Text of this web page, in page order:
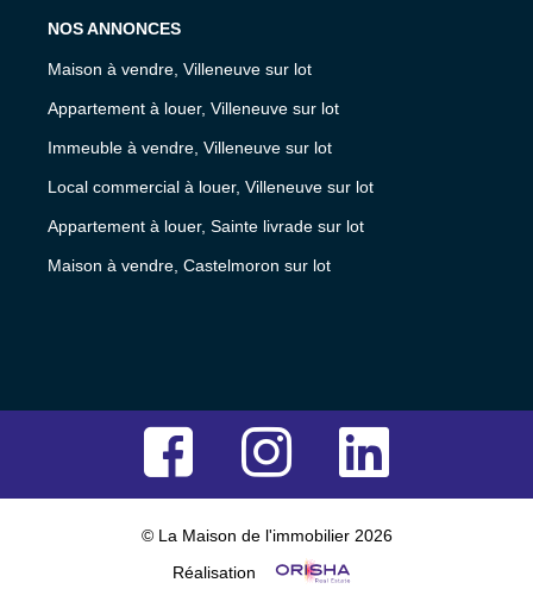
NOS ANNONCES
Maison à vendre, Villeneuve sur lot
Appartement à louer, Villeneuve sur lot
Immeuble à vendre, Villeneuve sur lot
Local commercial à louer, Villeneuve sur lot
Appartement à louer, Sainte livrade sur lot
Maison à vendre, Castelmoron sur lot
© La Maison de l'immobilier 2026
Réalisation